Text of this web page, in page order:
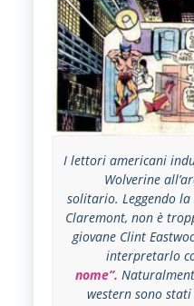
I lettori americani
Wolverine
solitario. Leggendo
Claremont, non è
giovane Clint
interpretarlo
nome”.
western sono